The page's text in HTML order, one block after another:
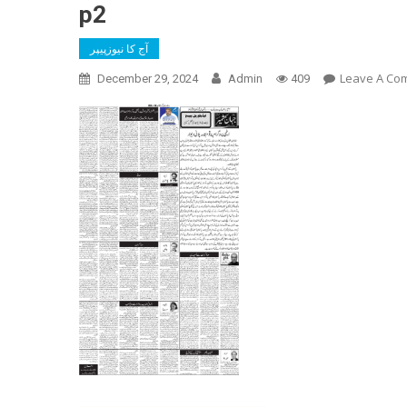
p2
آج کا نیوزپیپر
December 29, 2024 Admin 409 Leave A